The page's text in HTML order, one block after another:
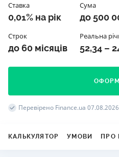
Ставка
0,01% на рік
Сума
до 500
Строк
до 60 місяців
Реальна
52,34 –
Перевірено Finance.ua 07.08.2026
КАЛЬКУЛЯТОР УМОВИ ПРО